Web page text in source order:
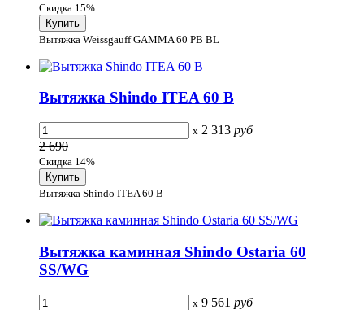
Скидка 15%
Вытяжка Weissgauff GAMMA 60 PB BL
Вытяжка Shindo ITEA 60 B
x 2 313 руб
2 690
Скидка 14%
Вытяжка Shindo ITEA 60 B
Вытяжка каминная Shindo Ostaria 60
SS/WG
x 9 561 руб